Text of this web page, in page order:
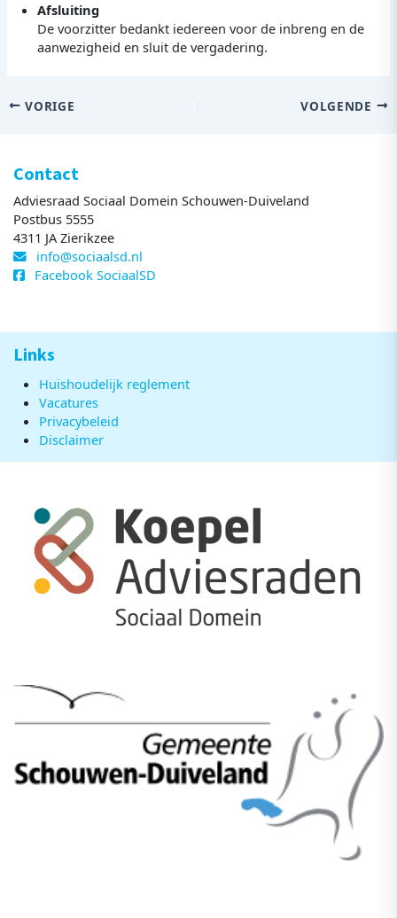
Afsluiting
De voorzitter bedankt iedereen voor de inbreng en de
aanwezigheid en sluit de vergadering.
VORIGE VOLGENDE
Contact
Adviesraad Sociaal Domein Schouwen-Duiveland
Postbus 5555
4311 JA Zierikzee
info@sociaalsd.nl
Facebook SociaalSD
Links
Huishoudelijk reglement
Vacatures
Privacybeleid
Disclaimer